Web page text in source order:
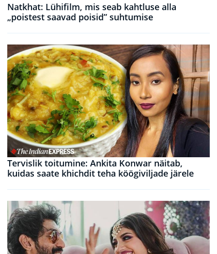
Natkhat: Lühifilm, mis seab kahtluse alla
„poistest saavad poisid” suhtumise
Tervislik toitumine: Ankita Konwar näitab,
kuidas saate khichdit teha köögiviljade järele